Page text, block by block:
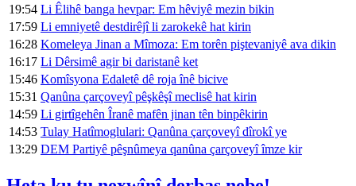
19:54 Li Êlihê banga hevpar: Em hêviyê mezin bikin
17:59 Li emniyetê destdirêjî li zarokekê hat kirin
16:28 Komeleya Jinan a Mîmoza: Em torên piştevaniyê ava dikin
16:17 Li Dêrsimê agir bi daristanê ket
15:46 Komîsyona Edaletê dê roja înê bicive
15:31 Qanûna çarçoveyî pêşkêşî meclisê hat kirin
14:59 Li girtîgehên Îranê mafên jinan tên binpêkirin
14:53 Tulay Hatîmoglulari: Qanûna çarçoveyî dîrokî ye
13:29 DEM Partiyê pêşnûmeya qanûna çarçoveyî îmze kir